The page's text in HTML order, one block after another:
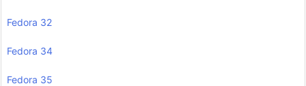
Fedora 32
Fedora 34
Fedora 35